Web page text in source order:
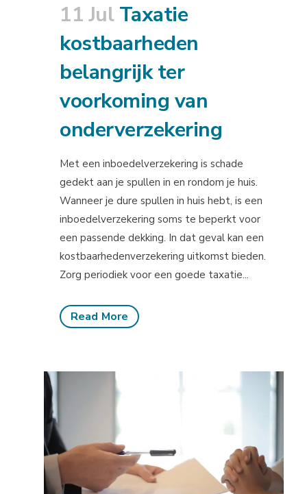
11 Jul Taxatie
kostbaarheden
belangrijk ter
voorkoming van
onderverzekering
Met een inboedelverzekering is schade
gedekt aan je spullen in en rondom je huis.
Wanneer je dure spullen in huis hebt, is een
inboedelverzekering soms te beperkt voor
een passende dekking. In dat geval kan een
kostbaarhedenverzekering uitkomst bieden.
Zorg periodiek voor een goede taxatie...
Read More